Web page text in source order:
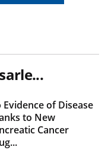
Evidence of Disease
to New
Cancer